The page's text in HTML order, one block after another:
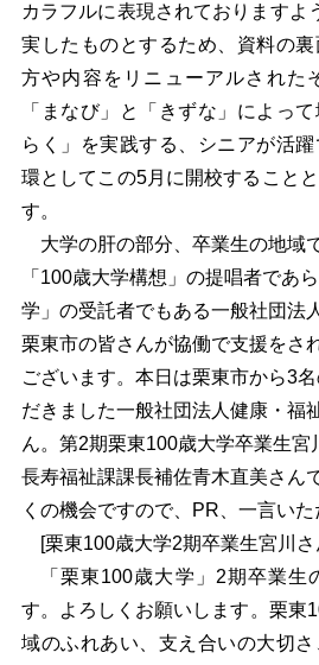
カラフルに表現されておりますよ
実したものとするため、資料の
方や内容をリニューアルされた
「まなび」と「きずな」によっ
らく」を実践する、シニアが活
環としてこの5月に開校すること
す。
大学の肝の部分、卒業生の地域
「100歳大学構想」の提唱者であ
学」の受託者でもある一般社団法
栗東市の皆さんが協働で支援をさ
ございます。本日は栗東市から3
だきました一般社団法人健康・福
ん。第2期栗東100歳大学卒業生
長寿福祉課課長補佐青木直美さん
くの機会ですので、PR、一言いた
[栗東100歳大学2期卒業生宮川さ
「栗東100歳大学」2期卒業生
す。よろしくお願いします。栗東
域のふれあい、支え合いの大切